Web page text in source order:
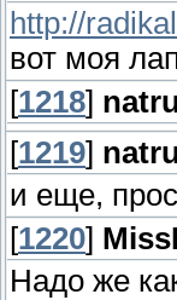
http://
вот моя
[1218]
[1219]
и еще,
[1220]
Надо же